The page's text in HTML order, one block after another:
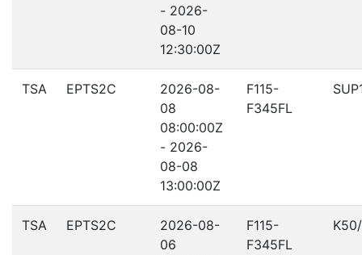
- 2026-
08-10
12:30:00Z
TSA EPTS2C
2026-08-
08
08:00:00Z
- 2026-
08-08
13:00:00Z
F115-
F345FL
TSA EPTS2C
2026-08-
06
F115-
F345FL